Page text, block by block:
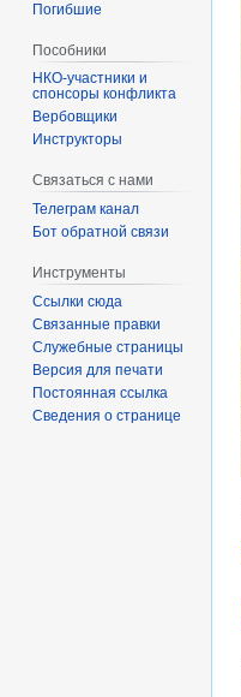
Погибшие
Пособники
спонсоры конфликта
‏‎Вербовщики
Инструкторы
Связаться с нами
Телеграм канал
Бот обратной связи
Инструменты
Ссылки сюда
Связанные правки
Служебные страницы
Версия для печати
Постоянная ссылка
Сведения о странице